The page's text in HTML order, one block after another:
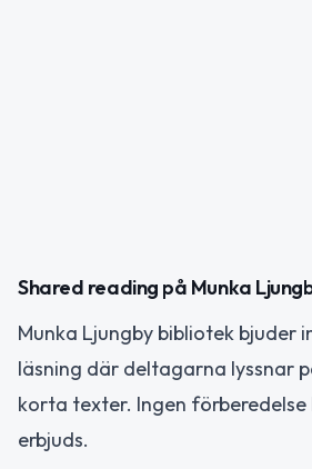
Shared reading på Munka
Munka Ljungby bibliotek bjuder
läsning där deltagarna lyssnar
korta texter. Ingen förberedelse
erbjuds.